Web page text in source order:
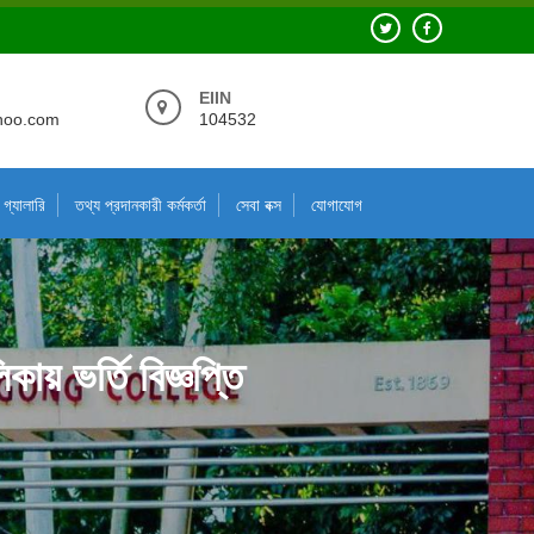
EIIN
104532
গ্যালারি তথ্য প্রদানকারী কর্মকর্তা সেবা বক্স যোগাযোগ
ভর্তি বিজ্ঞপ্তি